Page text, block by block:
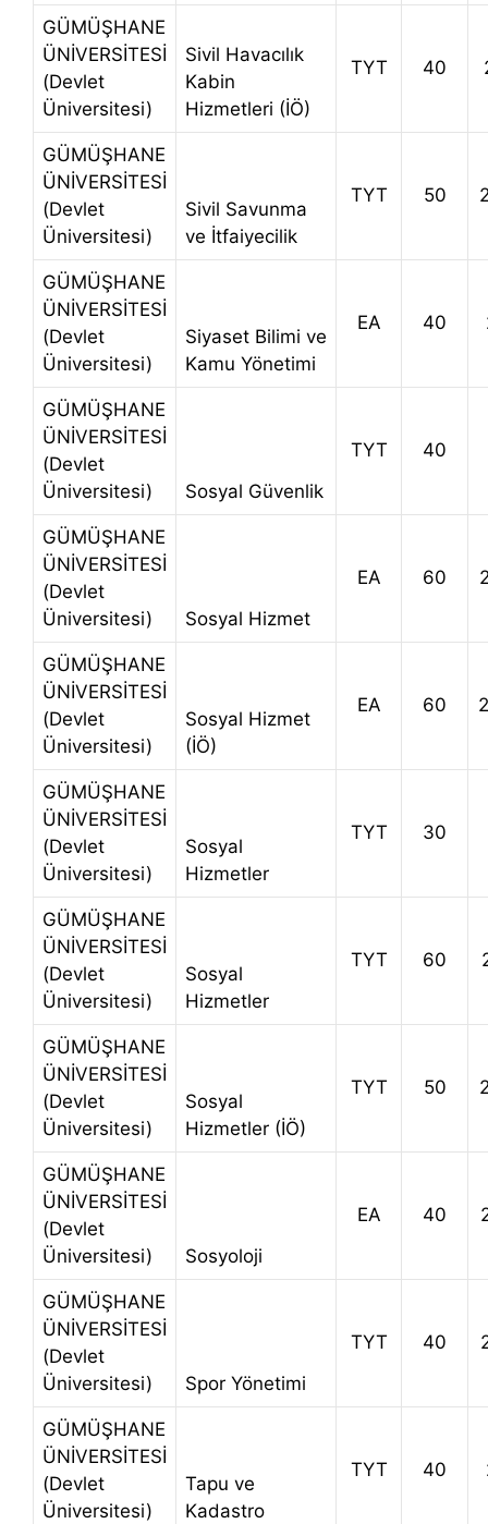
GÜMÜŞHANE
ÜNİVERSİTESİ
(Devlet
Üniversitesi)
Sivil Havacılık
Kabin
Hizmetleri (İÖ)
TYT 40
GÜMÜŞHANE
ÜNİVERSİTESİ
(Devlet
Üniversitesi)
Sivil Savunma
ve İtfaiyecilik
TYT 50
GÜMÜŞHANE
ÜNİVERSİTESİ
(Devlet
Üniversitesi)
Siyaset Bilimi ve
Kamu Yönetimi
EA 40
GÜMÜŞHANE
ÜNİVERSİTESİ
(Devlet
Üniversitesi)
Sosyal Güvenlik
TYT 40
GÜMÜŞHANE
ÜNİVERSİTESİ
(Devlet
Üniversitesi)
Sosyal Hizmet
EA 60
GÜMÜŞHANE
ÜNİVERSİTESİ
(Devlet
Üniversitesi)
Sosyal Hizmet
(İÖ)
EA 60
GÜMÜŞHANE
ÜNİVERSİTESİ
(Devlet
Üniversitesi)
Sosyal
Hizmetler
TYT 30
GÜMÜŞHANE
ÜNİVERSİTESİ
(Devlet
Üniversitesi)
Sosyal
Hizmetler
TYT 60
GÜMÜŞHANE
ÜNİVERSİTESİ
(Devlet
Üniversitesi)
Sosyal
Hizmetler (İÖ)
TYT 50
GÜMÜŞHANE
ÜNİVERSİTESİ
(Devlet
Üniversitesi)
Sosyoloji
EA 40
GÜMÜŞHANE
ÜNİVERSİTESİ
(Devlet
Üniversitesi)
Spor Yönetimi
TYT 40
GÜMÜŞHANE
ÜNİVERSİTESİ
(Devlet
Üniversitesi)
Tapu ve
Kadastro
TYT 40